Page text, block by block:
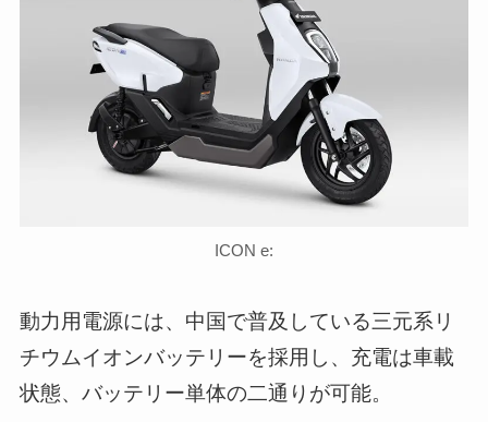
ICON e:
動力用電源には、中国で普及している三元系リ
チウムイオンバッテリーを採用し、充電は車載
状態、バッテリー単体の二通りが可能。